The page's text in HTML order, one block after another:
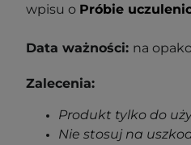
wpisu o Próbie
Data ważności: na
Zalecenia:
Produkt tylko do
Nie stosuj na